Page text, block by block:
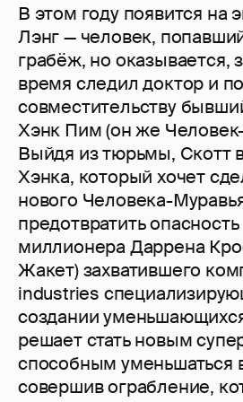
В этом году появится на
Лэнг — человек,
грабёж, но оказывается,
время следил доктор и по
совместительству
Хэнк Пим (он же
Выйдя из тюрьмы, Скотт
Хэнка, который хочет
нового Человека-
предотвратить
миллионера Даррена
Жакет) захватившего
industries
создании
решает стать новым
способным уменьшаться
совершив ограбление,